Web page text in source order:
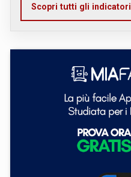
Scopri tutti gli indicatori